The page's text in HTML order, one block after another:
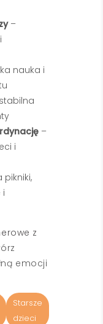
–
nauka i
–
i
pikniki,
i
z
emocji
Starsze
dzieci